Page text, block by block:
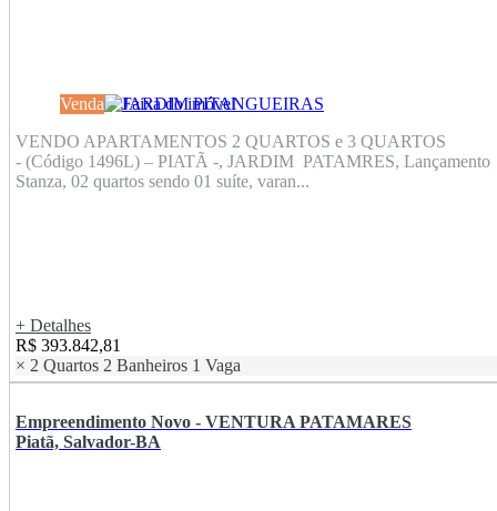
Venda
VENDO APARTAMENTOS 2 QUARTOS e 3 QUARTOS
- (Código 1496L) – PIATÃ -, JARDIM PATAMRES, Lançamento
Stanza, 02 quartos sendo 01 suíte, varan...
+ Detalhes
R$ 393.842,81
× 2 Quartos 2 Banheiros 1 Vaga
Empreendimento Novo - VENTURA PATAMARES
Piatã, Salvador-BA